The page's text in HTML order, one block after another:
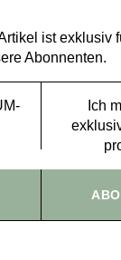
ist exklusiv
Abonnenten.
Ich